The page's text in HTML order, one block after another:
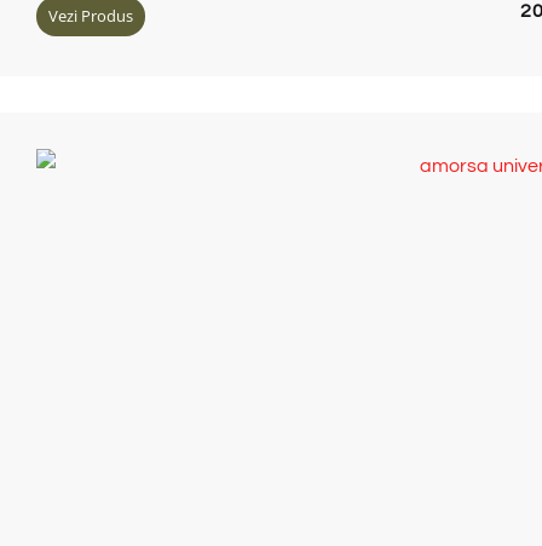
Vezi Produs